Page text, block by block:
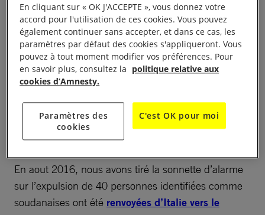
conflit tels que le Darfour, le Kordofan du Sud ou
encore l’Etat du Nil Bleu.
Les agents de sécurité interrogent
systématiquement les personnes renvoyées au
Soudan. Ces services ont souvent été responsables
de violations graves des droits humains, tels le
recours à la détention arbitraire, la torture et des
mauvais traitements.
En aout 2016, nous avons tiré la sonnette d’alarme
sur l’expulsion de 40 personnes identifiées comme
soudanaises ont été renvoyées d’Italie vers le
En cliquant sur « OK J'ACCEPTE », vous donnez votre
accord pour l'utilisation de ces cookies. Vous pouvez
également continuer sans accepter, et dans ce cas, les
paramètres par défaut des cookies s'appliqueront. Vous
pouvez à tout moment modifier vos préférences. Pour
en savoir plus, consultez la politique relative aux
cookies d’Amnesty.
Paramètres des
cookies
C'est OK pour moi